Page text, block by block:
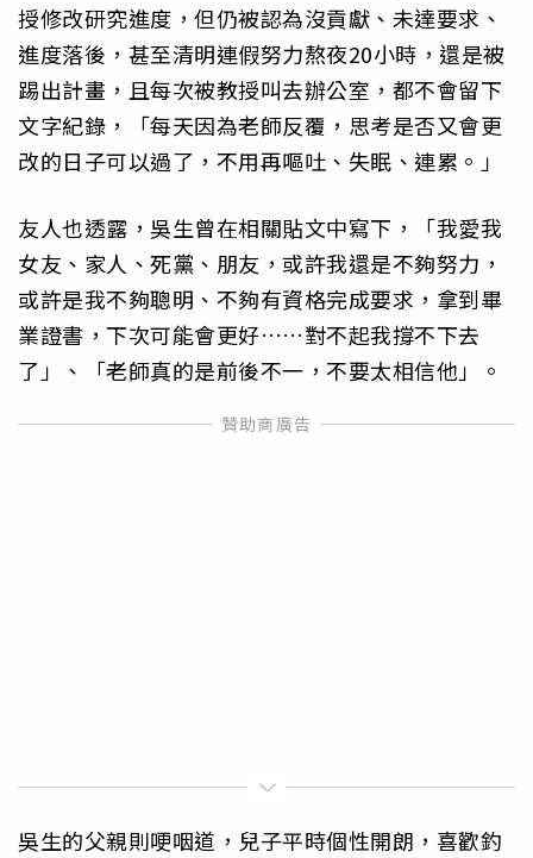
授修改研究進度，但仍被認為沒貢獻、未達要求、
進度落後，甚至清明連假努力熬夜20小時，還是被
踢出計畫，且每次被教授叫去辦公室，都不會留下
文字紀錄，「每天因為老師反覆，思考是否又會更
改的日子可以過了，不用再嘔吐、失眠、連累。」
友人也透露，吳生曾在相關貼文中寫下，「我愛我
女友、家人、死黨、朋友，或許我還是不夠努力，
或許是我不夠聰明、不夠有資格完成要求，拿到畢
業證書，下次可能會更好……對不起我撐不下去
了」、「老師真的是前後不一，不要太相信他」。
吳生的父親則哽咽道，兒子平時個性開朗，喜歡釣